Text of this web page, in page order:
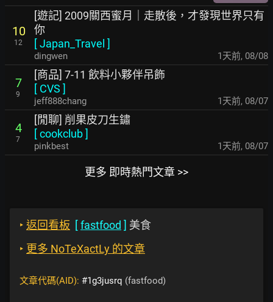
10
12
[遊記] 2009關西蜜月｜走散後，才發現世界只有
你
[Japan_Travel ]
dingwen 1天前, 08/08
7
9
[商品] 7-11 飲料小夥伴吊飾
[ CVS ]
jeff888chang 1天前, 08/07
4
7
[閒聊] 削果皮刀生鏽
[cookclub]
pinkbest 1天前, 08/07
更多 即時熱門文章 >>
‣ 返回看板 [fastfood ] 美食
‣ 更多 NoTeXactLy 的文章
文章代碼(AID): #1g3jusrq (fastfood)